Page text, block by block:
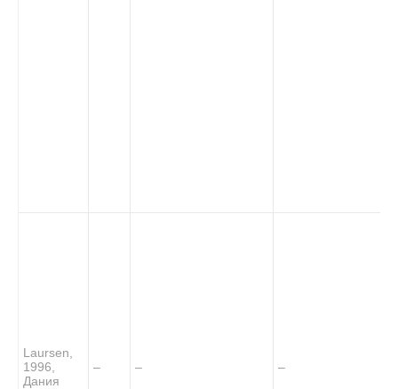
Laursen,
1996,
Дания
– – –